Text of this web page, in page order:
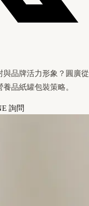
品牌活力形象？圓廣從
品紙罐包裝策略。
詢問